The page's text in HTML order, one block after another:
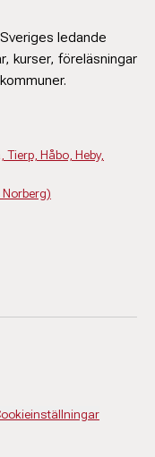
ledande
kurser, föreläsningar
Håbo, Heby,